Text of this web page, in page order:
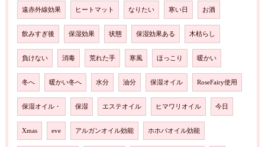
遠赤外線効果 ヒートマット なりたい 寒い日 お酒
飲みすぎ後 保湿効果 状態 保湿効果ある 木枯らし
負けない 消毒 荒れた手 寒風 ほっこり 暖かい
冬へ 暖かい冬へ 水分 油分 保湿オイル RoseFairy使用
保湿オイル・ 保湿 エステオイル ヒマワリオイル 今日
Xmas eve アルガンオイル効能 ホホバオイル効能